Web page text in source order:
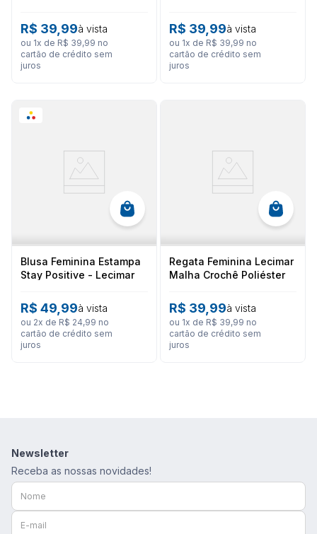
R$ 39,99à vista
ou 1x de R$ 39,99 no
cartão de crédito sem
juros
R$ 39,99à vista
ou 1x de R$ 39,99 no
cartão de crédito sem
juros
Blusa Feminina Estampa
Stay Positive - Lecimar
R$ 49 99à vista
ou 2x de R$ 24,99 no
cartão de crédito sem
juros
Regata Feminina Lecimar
Malha Crochê Poliéster
R$ 39 99à vista
ou 1x de R$ 39,99 no
cartão de crédito sem
juros
Newsletter
Receba as nossas novidades!